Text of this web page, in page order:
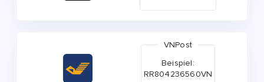
VNPost
Beispiel:
RR804236560VN